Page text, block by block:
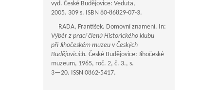
vyd. České Budějovice: Veduta,
2005. 309 s. ISBN 80-86829-07-3.
RADA, František. Domovní znamení. In:
Výběr z prací členů Historického klubu
při Jihočeském muzeu v Českých
Budějovicích. České Budějovice: Jihočeské
muzeum, 1965, roč. 2, č. 3., s.
3—20. ISSN 0862-5417.